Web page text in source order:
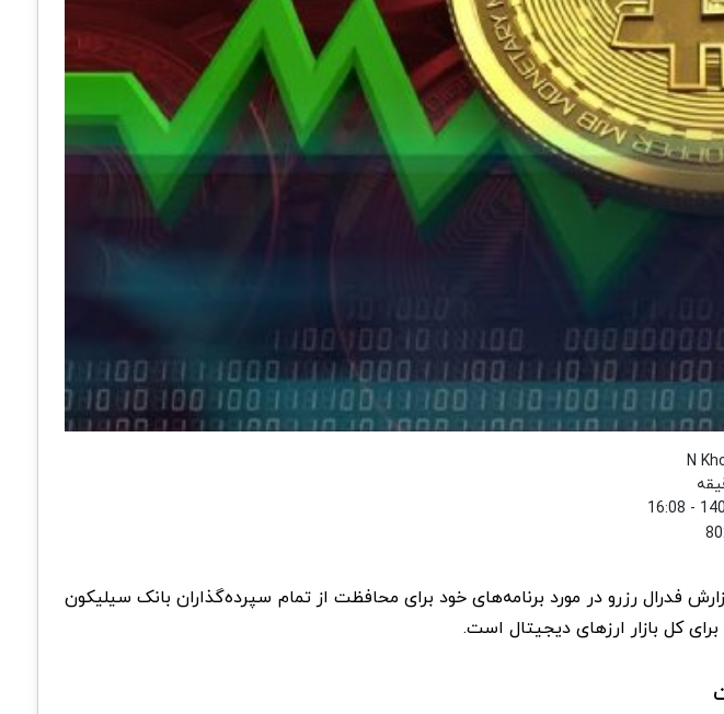
N
فدرال رزرو در مورد برنامه‌های خود برای محافظت از تمام سپرده‌گذاران بانک سیلیکون
کل بازار ارزهای دیجیتال است.